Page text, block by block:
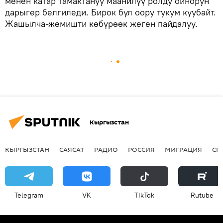
дарыгер белгиледи. Бирок бул оору тукум куубайт.
Жашылча-жемишти көбүрөөк жеген пайдалуу.
Кыргызстан
КЫРГЫЗСТАН САЯСАТ РАДИО РОССИЯ МИГРАЦИЯ
Telegram VK ТikТоk Rutube